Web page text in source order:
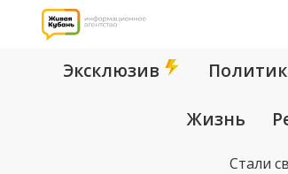
Эксклюзив
Жизнь
Стали